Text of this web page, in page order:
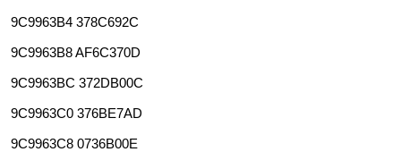
9C9963B4 378C692C
9C9963B8 AF6C370D
9C9963BC 372DB00C
9C9963C0 376BE7AD
9C9963C8 0736B00E